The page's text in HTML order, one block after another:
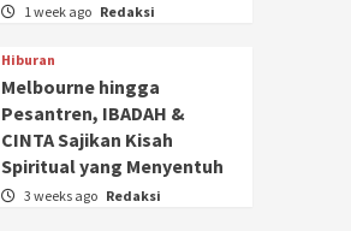
1 week ago Redaksi
Hiburan
Melbourne hingga
Pesantren, IBADAH &
CINTA Sajikan Kisah
Spiritual yang Menyentuh
3 weeks ago Redaksi